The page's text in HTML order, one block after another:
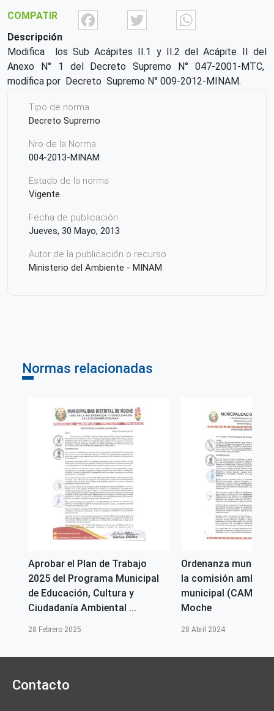
COMPATIR FacebookTwitter
Descripción
Modiﬁca los Sub Acápites II.1 y II.2 del Acápite II del
Anexo N° 1 del Decreto Supremo N° 047-2001-MTC,
modiﬁca por Decreto Supremo N° 009-2012-MINAM.
Tipo de norma
Decreto Supremo
Nro de la Norma
004-2013-MINAM
Estado de la norma
Vigente
Fecha de publicación
Jueves, 30 Mayo, 2013
Autor de la publicación o recurso
Ministerio del Ambiente - MINAM
Normas relacionadas
Aprobar el Plan de Trabajo
2025 del Programa Municipal
de Educación, Cultura y
Ciudadanía Ambiental ...
28 Febrero 2025
Ordenanza
la comisión
municipal (CAM)
Moche
28 Abril 2024
Contacto